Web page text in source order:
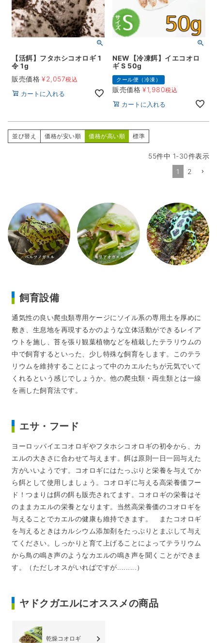
【活餌】フタホシコオロギ 1
令 1g
販売価格 ¥2,057税込
カートに入れる
NEW【冷凍餌】イエコオロ
ギ S 50g
クール便（冷凍）
販売価格 ¥1,980税込
カートに入れる
並び替え 価格が安い順 価格が高い順 標準
55件中 1-30件表示
1
2
飼育設備
通気性の良い爬虫類専用ケージにソイル系の専用土を厚めに
敷き、生息地を再現するかのような立体活動ができるレイア
ウトを施し、苔を張り観葉植物などを植栽したテラリウムの
中で飼育するといった、少し特殊な飼育をします。このテラ
リウムを維持することによって中のカエルたちが元気でいて
くれるという感じでしょうか。他の爬虫類・両生類とは一線
を画した飼育法です。
エサ・フード
ヨーロッパイエコオロギやフタホシコオロギの初令から、カ
エルの大きさに合わせて与えます。餌は原則一日一回与えた
方がいいようです。コオロギにはたっぷりと栄養を与えてか
ら餌として使用しましょう。コオロギに与える高栄養価フー
ド！つまりは餌の餌も販売されてます。コオロギの栄養はそ
のままカエルの栄養となります。当然高栄養価のコオロギを
与えることでカエルの健康も維持できます。 またコオロギ
を与えるときはカルシウム添加剤をたっぷりとまぶして与え
てください。しっかりと育て上げることによってテラリウム
から鳥の鳴き声のようなカエルの鳴き声を聞くことができま
す。（ただしオスがいればですが.........）
ヤドクガエルにオススメの商品
乾燥コオロギ